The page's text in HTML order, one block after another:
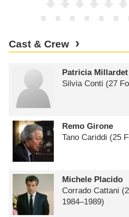
Cast & Crew
Patricia Millardet
Silvia Conti (27
Remo Girone
Tano Cariddi (25
Michele Placido
Corrado Cattani
1984⁠–⁠1989)